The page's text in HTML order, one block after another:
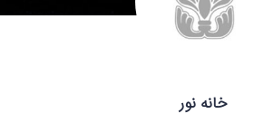
خانه نور